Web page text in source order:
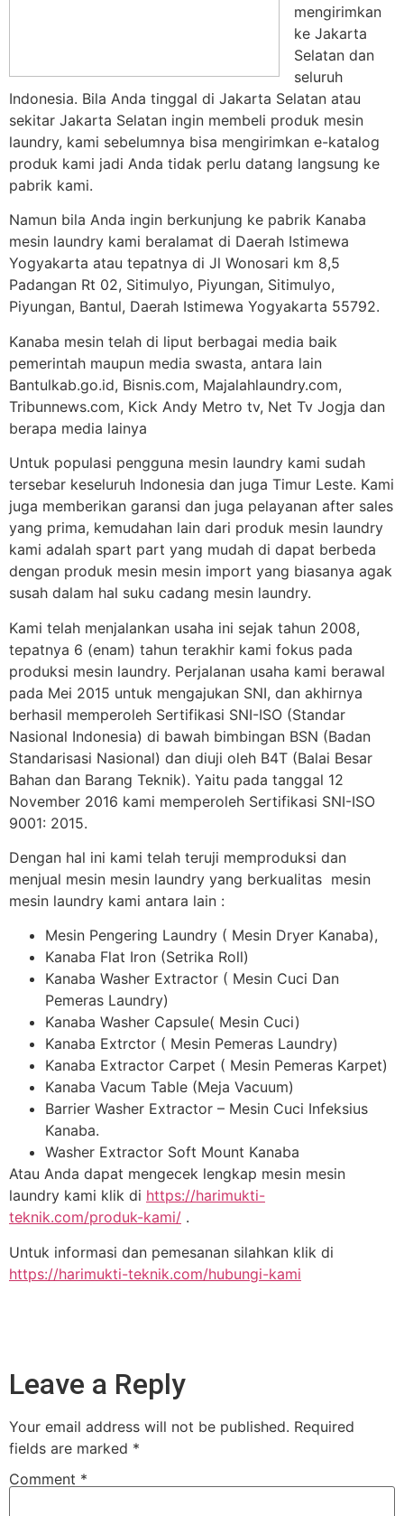
mengirimkan
ke Jakarta
Selatan dan
seluruh
Indonesia. Bila Anda tinggal di Jakarta Selatan atau
sekitar Jakarta Selatan ingin membeli produk mesin
laundry, kami sebelumnya bisa mengirimkan e-katalog
produk kami jadi Anda tidak perlu datang langsung ke
pabrik kami.
Namun bila Anda ingin berkunjung ke pabrik Kanaba
mesin laundry kami beralamat di Daerah Istimewa
Yogyakarta atau tepatnya di Jl Wonosari km 8,5
Padangan Rt 02, Sitimulyo, Piyungan, Sitimulyo,
Piyungan, Bantul, Daerah Istimewa Yogyakarta 55792.
Kanaba mesin telah di liput berbagai media baik
pemerintah maupun media swasta, antara lain
Bantulkab.go.id, Bisnis.com, Majalahlaundry.com,
Tribunnews.com, Kick Andy Metro tv, Net Tv Jogja dan
berapa media lainya
Untuk populasi pengguna mesin laundry kami sudah
tersebar keseluruh Indonesia dan juga Timur Leste. Kami
juga memberikan garansi dan juga pelayanan after sales
yang prima, kemudahan lain dari produk mesin laundry
kami adalah spart part yang mudah di dapat berbeda
dengan produk mesin mesin import yang biasanya agak
susah dalam hal suku cadang mesin laundry.
Kami telah menjalankan usaha ini sejak tahun 2008,
tepatnya 6 (enam) tahun terakhir kami fokus pada
produksi mesin laundry. Perjalanan usaha kami berawal
pada Mei 2015 untuk mengajukan SNI, dan akhirnya
berhasil memperoleh Sertifikasi SNI-ISO (Standar
Nasional Indonesia) di bawah bimbingan BSN (Badan
Standarisasi Nasional) dan diuji oleh B4T (Balai Besar
Bahan dan Barang Teknik). Yaitu pada tanggal 12
November 2016 kami memperoleh Sertifikasi SNI-ISO
9001: 2015.
Dengan hal ini kami telah teruji memproduksi dan
menjual mesin mesin laundry yang berkualitas mesin
mesin laundry kami antara lain :
Mesin Pengering Laundry ( Mesin Dryer Kanaba),
Kanaba Flat Iron (Setrika Roll)
Kanaba Washer Extractor ( Mesin Cuci Dan
Pemeras Laundry)
Kanaba Washer Capsule( Mesin Cuci)
Kanaba Extrctor ( Mesin Pemeras Laundry)
Kanaba Extractor Carpet ( Mesin Pemeras Karpet)
Kanaba Vacum Table (Meja Vacuum)
Barrier Washer Extractor – Mesin Cuci Infeksius
Kanaba.
Washer Extractor Soft Mount Kanaba
Atau Anda dapat mengecek lengkap mesin mesin
laundry kami klik di https://harimukti-
teknik.com/produk-kami/ .
Untuk informasi dan pemesanan silahkan klik di
https://harimukti-teknik.com/hubungi-kami
Leave a Reply
Your email address will not be published. Required
fields are marked *
Comment *